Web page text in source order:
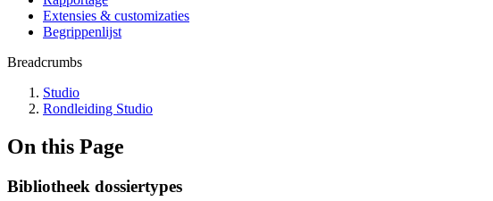
Extensies & customizaties
Begrippenlijst
Breadcrumbs
Studio
Rondleiding Studio
On this Page
Bibliotheek dossiertypes